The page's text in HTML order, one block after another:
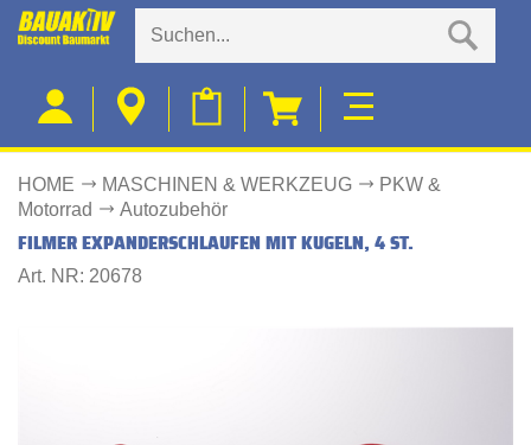
HOME MASCHINEN & WERKZEUG
PKW &
Motorrad
Autozubehör
FILMER EXPANDERSCHLAUFEN MIT KUGELN, 4 ST.
Art. NR: 20678